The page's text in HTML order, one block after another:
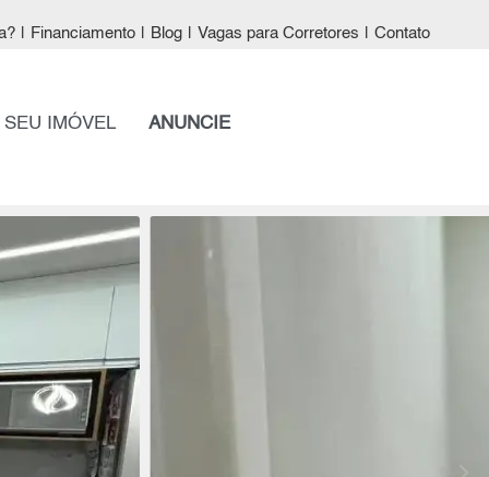
Financiamento Blog Vagas para Corretores Contato
IMÓVEL ANUNCIE